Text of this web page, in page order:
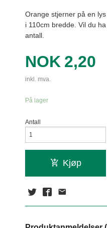
Orange stjerner på en
i 110cm bredde. Vil du
antall.
Pris
NOK 2,20
inkl. mva.
På lager
Antall
Kjøp